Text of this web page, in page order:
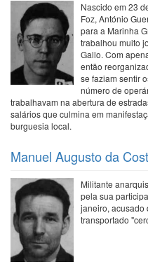
Nascido em 23
Foz, António
para a Marinha
trabalhou muito
Gallo. Com
então
se faziam sentir
número de
trabalhavam na abertura de
salários que culmina em
burguesia local.
Manuel Augusto da
Militante
pela sua
janeiro, acusado
transportado
Paginação